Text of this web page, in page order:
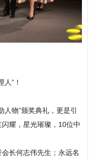
”！
物”颁奖典礼，更是引
耀，星光璀璨，10位中
长何志伟先生；永远名